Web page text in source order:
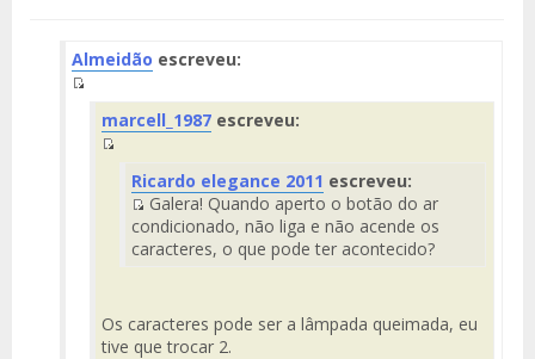
Almeidão escreveu:
Fuente
del
Mensaje
marcell_1987 escreveu:
del
Mensaje
Ricardo elegance 2011 escreveu:
Fuente
del
Galera! Quando aperto o botão do ar
condicionado, não liga e não acende os
caracteres, o que pode ter acontecido?
Os caracteres pode ser a lâmpada queimada, eu
tive que trocar 2.